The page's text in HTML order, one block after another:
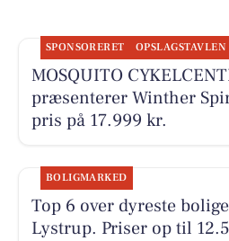
SPONSORERET OPSLAGSTAVLEN
MOSQUITO
præsenterer Winther
pris på 17.999 kr.
BOLIGMARKED
Top 6 over dyreste
Lystrup. Priser op til